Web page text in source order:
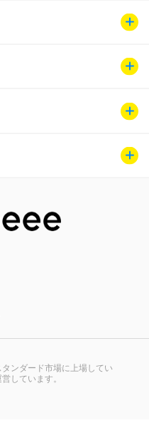
ンダード市場に上場してい
しています。